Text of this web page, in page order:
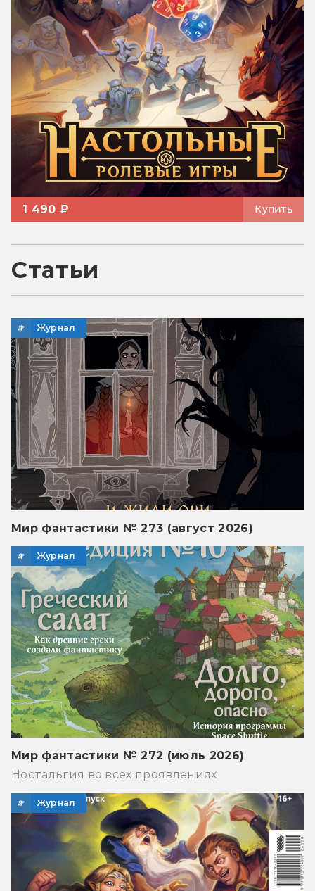
1 490 ₽ Купить
Статьи
Журнал
Мир фантастики № 273 (август 2026)
Журнал
Мир фантастики № 272 (июль 2026)
Ностальгия во всех проявлениях
Журнал